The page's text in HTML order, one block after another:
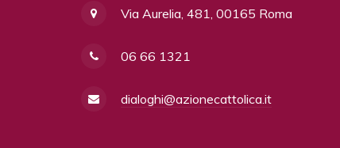
Via Aurelia, 481, 00165 Roma
06 66 1321
dialoghi@azionecattolica.it